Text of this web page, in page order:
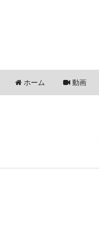
ホーム 動画